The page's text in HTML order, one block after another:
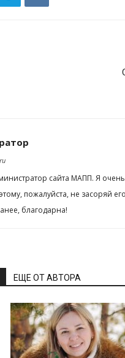
сайта МАПП. Я
пожалуйста, не засоряй
благодарна!
ЕЩЕ ОТ АВТОРА